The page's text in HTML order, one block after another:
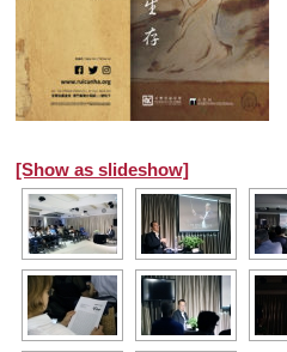
[Show as slideshow]